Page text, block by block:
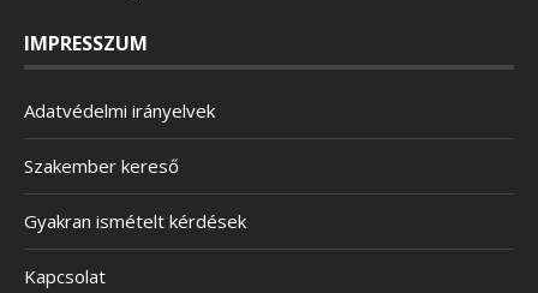
IMPRESSZUM
Adatvédelmi irányelvek
Szakember kereső
Gyakran ismételt kérdések
Kapcsolat